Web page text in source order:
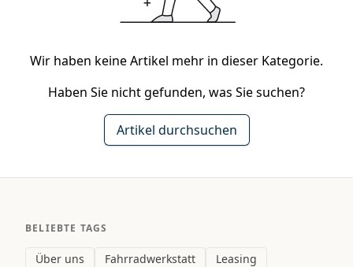
Wir haben keine Artikel mehr in dieser Kategorie.
Haben Sie nicht gefunden, was Sie suchen?
Artikel durchsuchen
BELIEBTE TAGS
Über uns Fahrradwerkstatt
Leasing